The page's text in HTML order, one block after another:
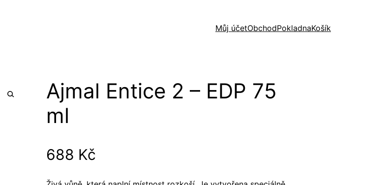
Můj účetObchodPokladnaKošík
Ajmal Entice 2 – EDP 75
ml
688 Kč